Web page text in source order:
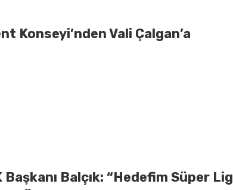
Konseyi’nden Vali Çalgan’a
Başkanı Balçık: “Hedefim Süper Lig